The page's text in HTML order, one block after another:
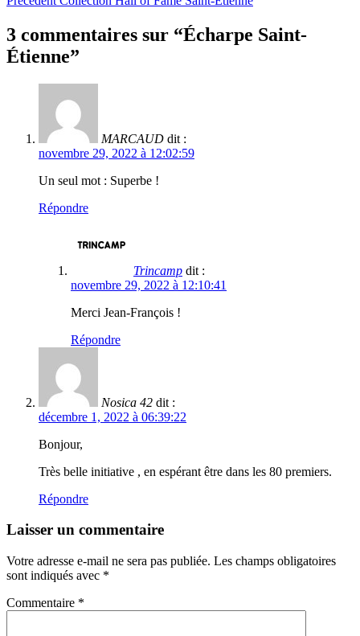
3 commentaires sur “Écharpe Saint-
Étienne”
MARCAUD dit :
novembre 29, 2022 à 12:02:59
Un seul mot : Superbe !
Répondre
Trincamp dit :
novembre 29, 2022 à 12:10:41
Merci Jean-François !
Répondre
Nosica 42 dit :
décembre 1, 2022 à 06:39:22
Bonjour,
Très belle initiative , en espérant être dans les 80 premiers.
Répondre
Laisser un commentaire
Votre adresse e-mail ne sera pas publiée. Les champs obligatoires
sont indiqués avec *
Commentaire *